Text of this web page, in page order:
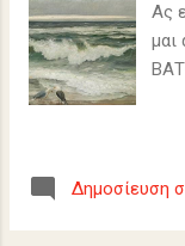
Ας
μαι
Δημοσίευση